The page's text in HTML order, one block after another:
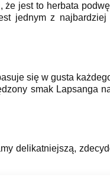
jest to herbata
jednym z najbardziej
się w gusta
smak Lapsanga
delikatniejszą,